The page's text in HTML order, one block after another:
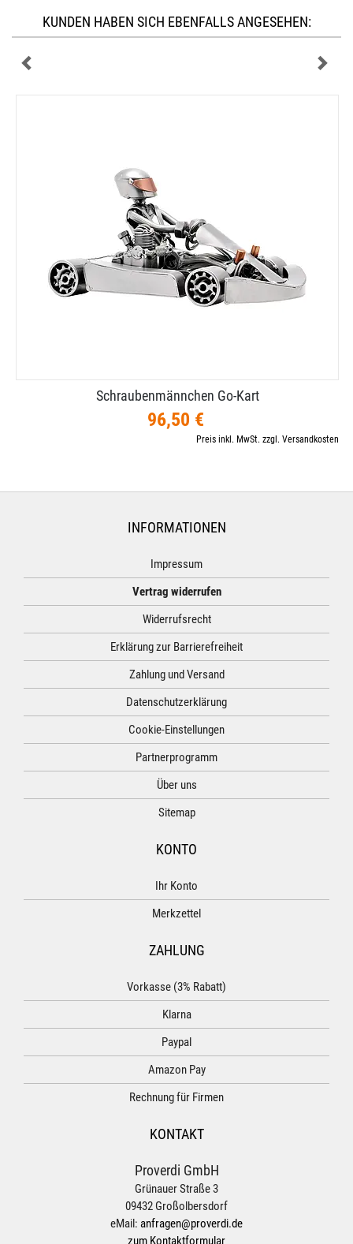
KUNDEN HABEN SICH EBENFALLS ANGESEHEN:
Schraubenmännchen Go-​Kart
96,50 €
Preis inkl. MwSt. zzgl. Versandkosten
INFORMATIONEN
Impressum
Vertrag widerrufen
Widerrufsrecht
Erklärung zur Barrierefreiheit
Zahlung und Versand
Datenschutzerklärung
Cookie-Einstellungen
Partnerprogramm
Über uns
Sitemap
KONTO
Ihr Konto
Merkzettel
ZAHLUNG
Vorkasse (3% Rabatt)
Klarna
Paypal
Amazon Pay
Rechnung für Firmen
KONTAKT
Proverdi GmbH
Grünauer Straße 3
09432 Großolbersdorf
eMail: anfragen@proverdi.de
zum Kontaktformular